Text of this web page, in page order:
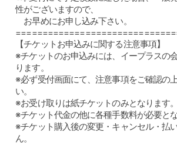
性がございますので、
お早めにお申し込み下さい。
【チケットお申込みに関する注意事項】
※チケットのお申込みには、イープラスの
ります。
※必ず受付画面にて、注意事項をご確認の
い。
※お受け取りは紙チケットのみとなります。
※チケット代金の他に各種手数料が必要とな
※チケット購入後の変更・キャンセル・払
ん。